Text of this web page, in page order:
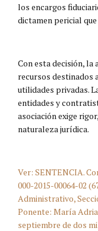
los encargos
dictamen pericial
Con esta decisión,
recursos destinados
utilidades privadas.
entidades y
asociación exige
naturaleza jurídica.
Ver: SENTENCIA.
000-2015-00064-02
Administrativo,
Ponente: María
septiembre de dos